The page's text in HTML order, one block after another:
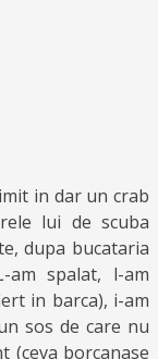
in dar un crab
lui de scuba
dupa bucataria
am spalat, l-am
in barca), i-am
sos de care nu
(ceva borcanase